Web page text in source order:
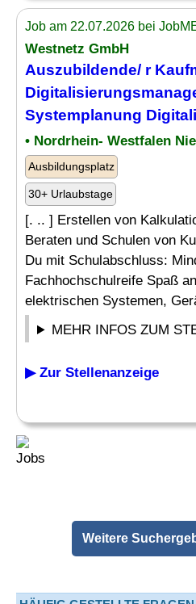
Job am 22.07.2026 bei
Westnetz GmbH
Auszubildende/ r
Systemplanung
• Nordrhein- Westfalen
Ausbildungsplatz
30+ Urlaubstage
[. .. ] Erstellen von
Beraten und Schulen von
Du mit Schulabschluss:
Fachhochschulreife Spaß
elektrischen Systemen,
MEHR INFOS ZUM
▶ Zur Stellenanzeige
Weitere